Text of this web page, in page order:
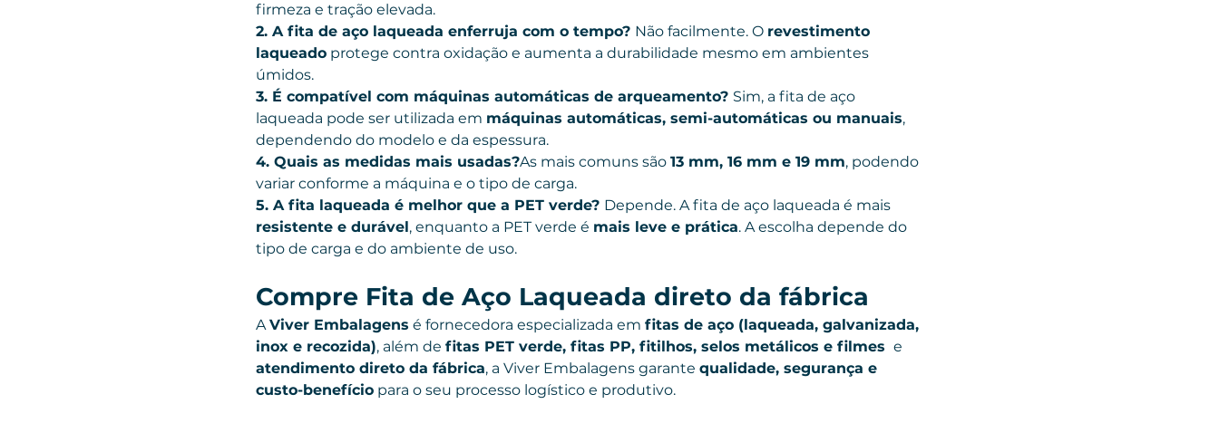
firmeza e tração elevada.
2. A fita de aço laqueada enferruja com o tempo? Não facilmente. O revestimento
laqueado protege contra oxidação e aumenta a durabilidade mesmo em ambientes
úmidos.
3. É compatível com máquinas automáticas de arqueamento? Sim, a fita de aço
laqueada pode ser utilizada em máquinas automáticas, semi-automáticas ou manuais,
dependendo do modelo e da espessura.
4. Quais as medidas mais usadas?As mais comuns são 13 mm, 16 mm e 19 mm, podendo
variar conforme a máquina e o tipo de carga.
5. A fita laqueada é melhor que a PET verde? Depende. A fita de aço laqueada é mais
resistente e durável, enquanto a PET verde é mais leve e prática. A escolha depende do
tipo de carga e do ambiente de uso.
Compre Fita de Aço Laqueada direto da fábrica
A Viver Embalagens é fornecedora especializada em fitas de aço (laqueada, galvanizada,
inox e recozida), além de fitas PET verde, fitas PP, fitilhos, selos metálicos e filmes e
atendimento direto da fábrica, a Viver Embalagens garante qualidade, segurança e
custo-benefício para o seu processo logístico e produtivo.